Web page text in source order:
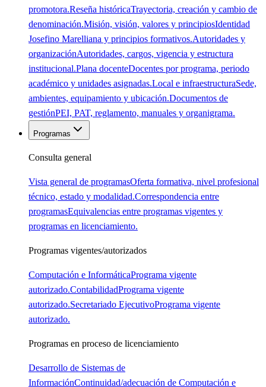
promotora.Reseña históricaTrayectoria, creación y cambio de
denominación.Misión, visión, valores y principiosIdentidad
Josefino Marelliana y principios formativos.Autoridades y
organizaciónAutoridades, cargos, vigencia y estructura
institucional.Plana docenteDocentes por programa, periodo
académico y unidades asignadas.Local e infraestructuraSede,
ambientes, equipamiento y ubicación.Documentos de
gestiónPEI, PAT, reglamento, manuales y organigrama.
Programas
Consulta general
Vista general de programasOferta formativa, nivel profesional
técnico, estado y modalidad.Correspondencia entre
programasEquivalencias entre programas vigentes y
programas en licenciamiento.
Programas vigentes/autorizados
Computación e InformáticaPrograma vigente
autorizado.ContabilidadPrograma vigente
autorizado.Secretariado EjecutivoPrograma vigente
autorizado.
Programas en proceso de licenciamiento
Desarrollo de Sistemas de
InformaciónContinuidad/adecuación de Computación e